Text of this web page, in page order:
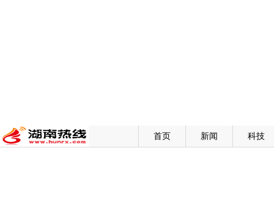
首页 新闻 科技